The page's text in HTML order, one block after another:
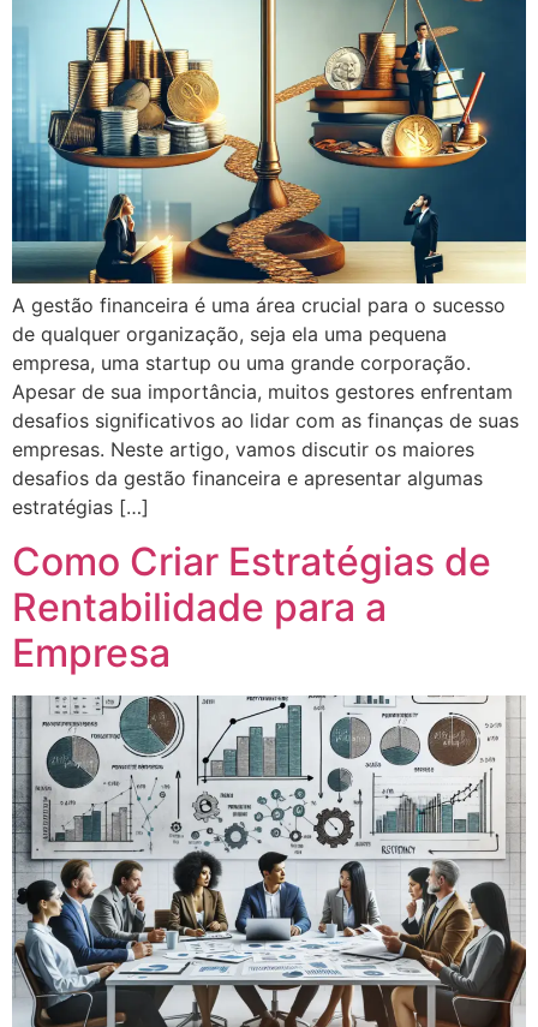
A gestão financeira é uma área crucial para o sucesso
de qualquer organização, seja ela uma pequena
empresa, uma startup ou uma grande corporação.
Apesar de sua importância, muitos gestores enfrentam
desafios significativos ao lidar com as finanças de suas
empresas. Neste artigo, vamos discutir os maiores
desafios da gestão financeira e apresentar algumas
estratégias […]
Como Criar Estratégias de
Rentabilidade para a
Empresa